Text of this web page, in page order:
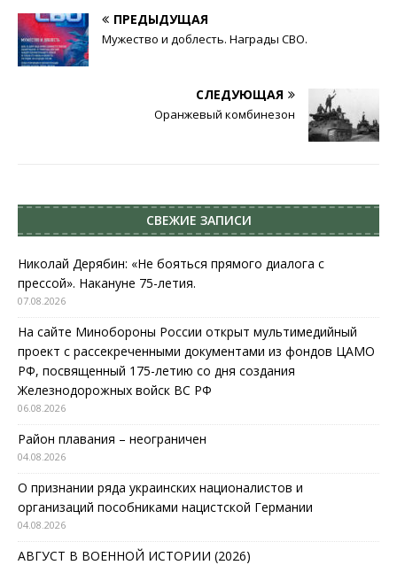
ПРЕДЫДУЩАЯ
Мужество и доблесть. Награды СВО.
СЛЕДУЮЩАЯ
Оранжевый комбинезон
СВЕЖИЕ ЗАПИСИ
Николай Дерябин: «Не бояться прямого диалога с
прессой». Накануне 75-летия.
07.08.2026
На сайте Минобороны России открыт мультимедийный
проект с рассекреченными документами из фондов ЦАМО
РФ, посвященный 175-летию со дня создания
Железнодорожных войск ВС РФ
06.08.2026
Район плавания – неограничен
04.08.2026
О признании ряда украинских националистов и
организаций пособниками нацистской Германии
04.08.2026
АВГУСТ В ВОЕННОЙ ИСТОРИИ (2026)